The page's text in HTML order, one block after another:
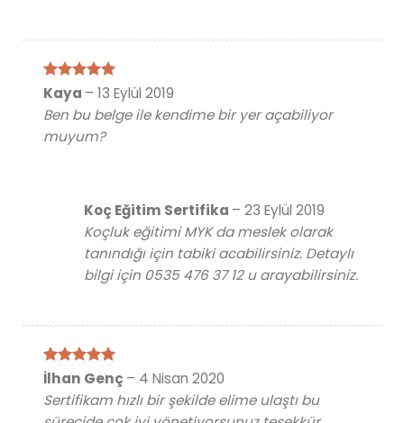
5 üzerinden
oy aldı
Kaya – 13 Eylül 2019
Ben bu belge ile kendime bir yer açabiliyor
muyum?
Koç Eğitim Sertifika – 23 Eylül 2019
Koçluk eğitimi MYK da meslek olarak
tanındığı için tabiki acabilirsiniz. Detaylı
bilgi için 0535 476 37 12 u arayabilirsiniz.
5 üzerinden
İlhan Genç – 4 Nisan 2020
Sertifikam hızlı bir şekilde elime ulaştı bu